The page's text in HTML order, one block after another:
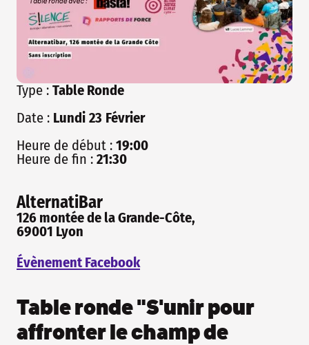
Type : Table Ronde
Date : Lundi 23 Février
Heure de début : 19:00
Heure de fin : 21:30
AlternatiBar
126 montée de la Grande-Côte,
69001 Lyon
Évènement Facebook
Table ronde "S'unir pour
affronter le champ de